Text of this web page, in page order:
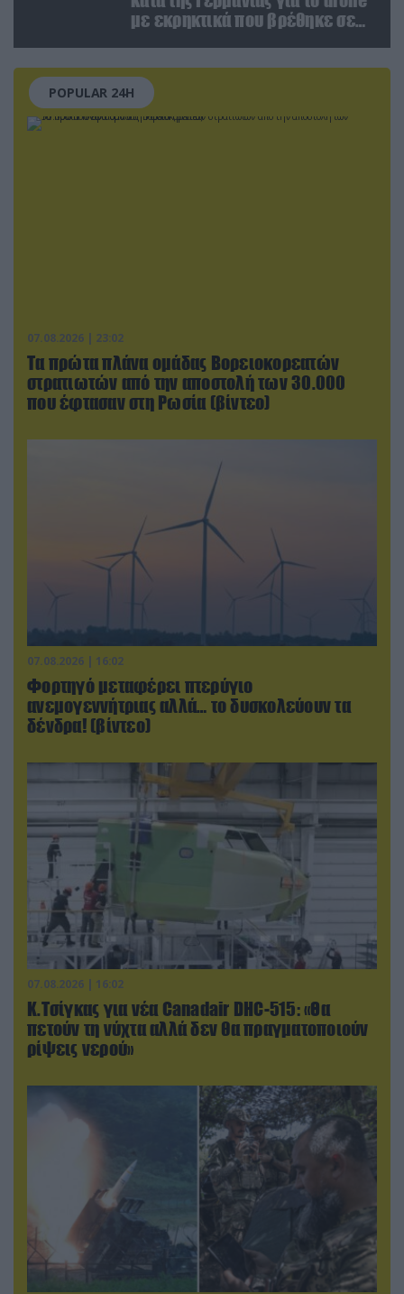
με εκρηκτικά που βρέθηκε σε
POPULAR 24H
07.08.2026 | 23:02
Τα πρώτα πλάνα ομάδας Βορειοκορεατών
στρατιωτών από την αποστολή των 30.000
που έφτασαν στη Ρωσία (βίντεο)
07.08.2026 | 16:02
Φορτηγό μεταφέρει πτερύγιο
ανεμογεννήτριας αλλά… το δυσκολεύουν τα
δένδρα! (βίντεο)
07.08.2026 | 16:02
Κ.Τσίγκας για νέα Canadair DHC-515: «Θα
πετούν τη νύχτα αλλά δεν θα πραγματοποιούν
ρίψεις νερού»